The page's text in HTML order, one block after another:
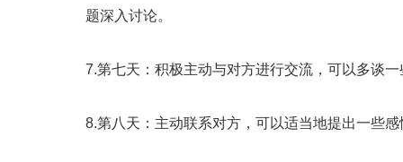
题深入讨论。
7.第七天：积极主动与对方进行交流，可以多谈
8.第八天：主动联系对方，可以适当地提出一些